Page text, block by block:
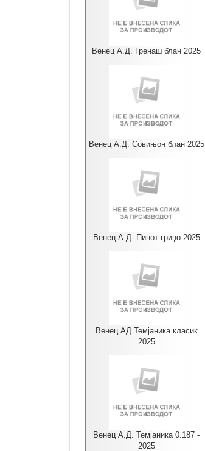
Венец А.Д. Гренаш блан 2025
Венец А.Д. Совињон блан 2025
Венец А.Д. Пинот гриџо 2025
Венец АД Темјаника класик
2025
Венец А.Д. Темјаника 0.187 -
2025